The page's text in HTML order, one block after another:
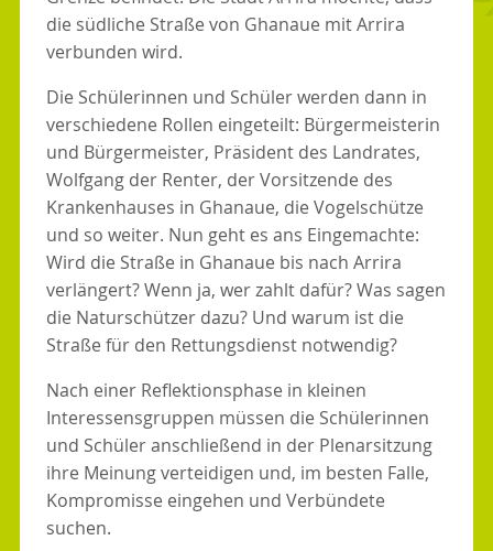
die südliche Straße von Ghanaue mit Arrira
verbunden wird.
Die Schülerinnen und Schüler werden dann in
verschiedene Rollen eingeteilt: Bürgermeisterin
und Bürgermeister, Präsident des Landrates,
Wolfgang der Renter, der Vorsitzende des
Krankenhauses in Ghanaue, die Vogelschütze
und so weiter. Nun geht es ans Eingemachte:
Wird die Straße in Ghanaue bis nach Arrira
verlängert? Wenn ja, wer zahlt dafür? Was sagen
die Naturschützer dazu? Und warum ist die
Straße für den Rettungsdienst notwendig?
Nach einer Reflektionsphase in kleinen
Interessensgruppen müssen die Schülerinnen
und Schüler anschließend in der Plenarsitzung
ihre Meinung verteidigen und, im besten Falle,
Kompromisse eingehen und Verbündete
suchen.